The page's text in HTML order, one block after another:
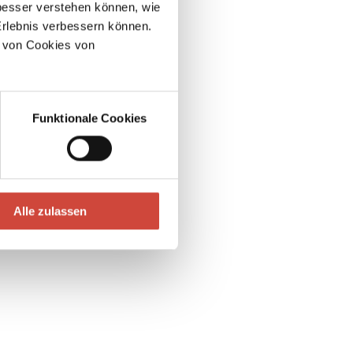
verstehen können, wie
verbessern können.
Cookies von
Funktionale Cookies
Alle zulassen